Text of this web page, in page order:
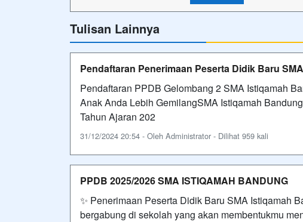
Tulisan Lainnya
Pendaftaran Penerimaan Peserta Didik Baru
Pendaftaran PPDB Gelombang 2 SMA Istiqamah
Anak Anda Lebih GemilangSMA Istiqamah
Tahun Ajaran 202
31/12/2024 20:54 - Oleh Administrator - Dilihat 959 kali
PPDB 2025/2026 SMA ISTIQAMAH BANDUNG
✨ Penerimaan Peserta Didik Baru SMA Istiqamah
bergabung di sekolah yang akan membentukmu